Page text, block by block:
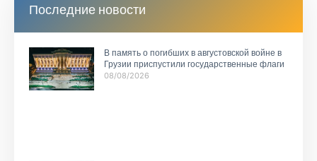
Последние новости
В память о погибших в августовской войне в
Грузии приспустили государственные флаги
08/08/2026